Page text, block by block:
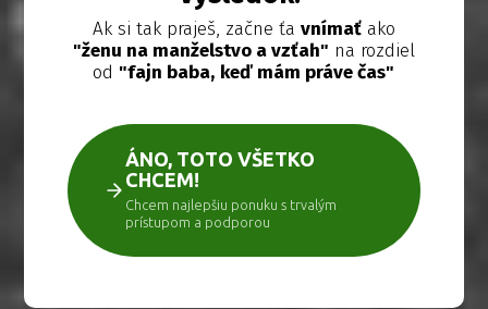
Ak si tak praješ, začne ťa vnímaťako
"ženu na manželstvo a vzťah" na rozdiel
od "fajn baba, keď mám práve čas"
ÁNO, TOTO VŠETKO
CHCEM!
Chcem najlepšiu ponuku s trvalým
prístupom a podporou